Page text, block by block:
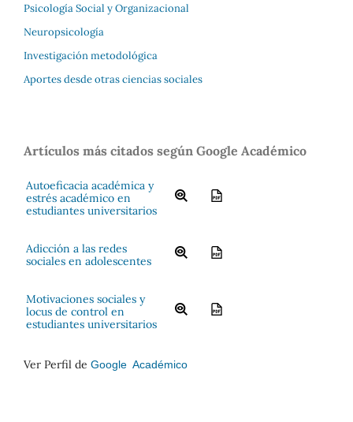
Psicología Social y Organizacional
Neuropsicología
Investigación metodológica
Aportes desde otras ciencias sociales
Artículos más citados según Google Académico
Autoeficacia académica y
estrés académico en
estudiantes universitarios
Adicción a las redes
sociales en adolescentes
Motivaciones sociales y
locus de control en
estudiantes universitarios
Ver Perfil de Google Académico